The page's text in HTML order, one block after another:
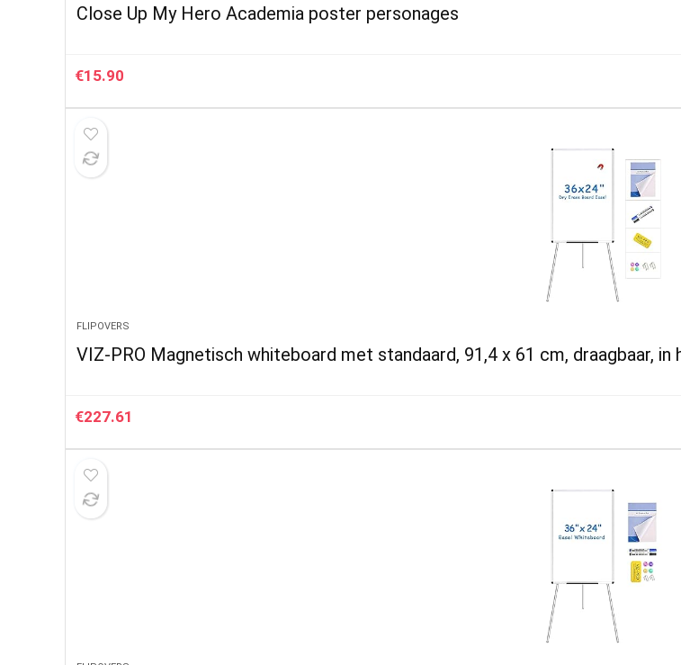
Close Up My Hero Academia poster personages
€15.90
FLIPOVERS
VIZ-PRO Magnetisch whiteboard met standaard, 91,4 x 61 cm, draagbaar,
€227.61